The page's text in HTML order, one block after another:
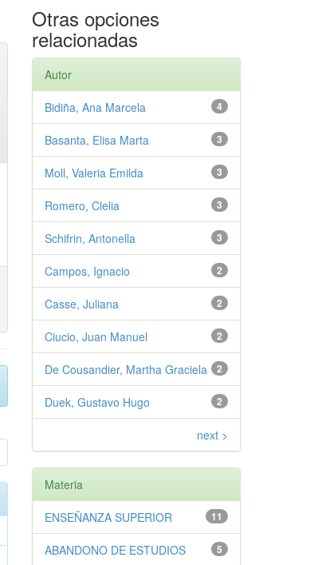
Otras opciones
relacionadas
Autor
4
Bidiña, Ana Marcela
3
Basanta, Elisa Marta
3
Moll, Valeria Emilda
3
Romero, Clelia
3
Schifrin, Antonella
2
Campos, Ignacio
2
Casse, Juliana
2
Ciucio, Juan Manuel
2
De Cousandier, Martha Graciela
2
Duek, Gustavo Hugo
next >
Materia
11
ENSEÑANZA SUPERIOR
5
ABANDONO DE ESTUDIOS